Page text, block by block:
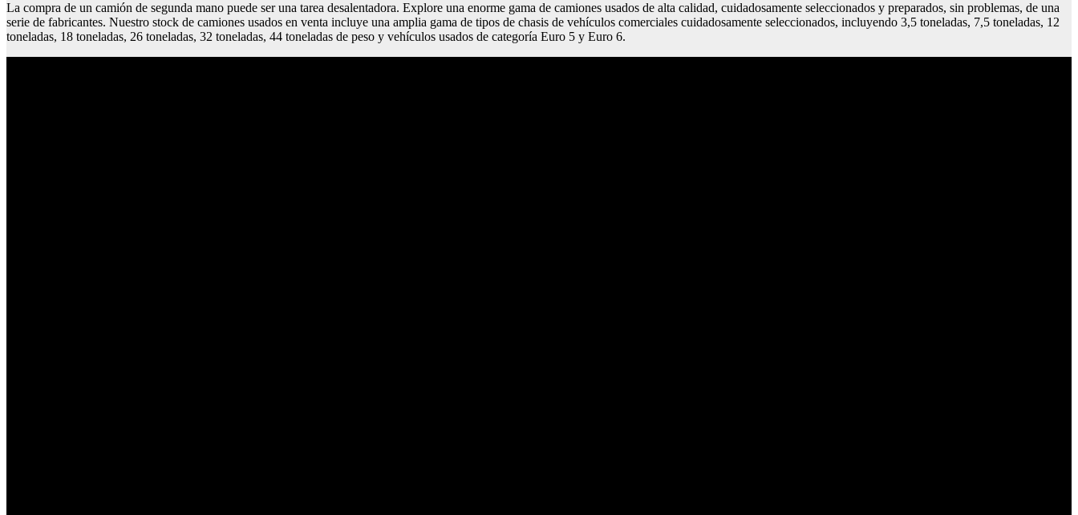
La compra de un camión de segunda mano puede ser una tarea desalentadora. Explore una enorme gama de camiones usados de alta calidad, cuidadosamente seleccionados y preparados, sin problemas, de una
serie de fabricantes. Nuestro stock de camiones usados en venta incluye una amplia gama de tipos de chasis de vehículos comerciales cuidadosamente seleccionados, incluyendo 3,5 toneladas, 7,5 toneladas, 12
toneladas, 18 toneladas, 26 toneladas, 32 toneladas, 44 toneladas de peso y vehículos usados de categoría Euro 5 y Euro 6.